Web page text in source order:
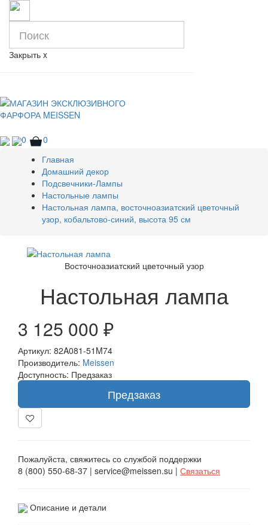
Закрыть x
0
0
Главная
Домашний декор
Подсвечники-Лампы
Настольные лампы
Настольная лампа, восточноазиатский цветочный
узор, кобальтово-синий, высота 95 см
Восточноазиатский цветочный узор
Настольная лампа
3 125 000 ₽
Артикул: 82A081-51M74
Производитель: Meissen
Доступность: Предзаказ
Предзаказ
Пожалуйста, свяжитесь со службой поддержки
8 (800) 550-68-37 | service@meissen.su | Связаться
Описание и детали